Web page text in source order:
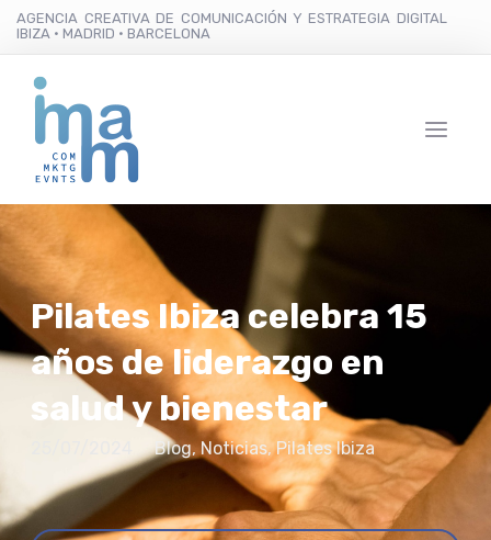
AGENCIA CREATIVA DE COMUNICACIÓN Y ESTRATEGIA DIGITAL
IBIZA · MADRID · BARCELONA
Pilates Ibiza celebra 15
años de liderazgo en
salud y bienestar
Blog,Noticias,Pilates Ibiza